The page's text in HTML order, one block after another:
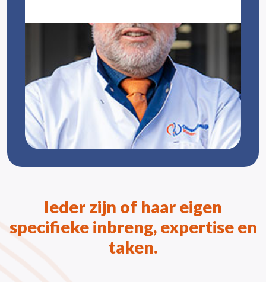
Ieder zijn of haar eigen
specifieke inbreng, expertise en
taken.